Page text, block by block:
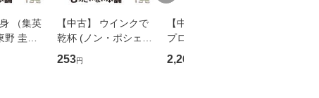
（集英
圭吾 /
メール
【中古】 ウインクで
乾杯 (ノン・ポシェッ
ト) / 東野圭吾 / 祥伝
社 [文庫]【メール便送
253円
【中古】 野ブタ。を
プロデュース [DVD-B
OX] / バップ [DVD]
【メール便送料無料】
2,266